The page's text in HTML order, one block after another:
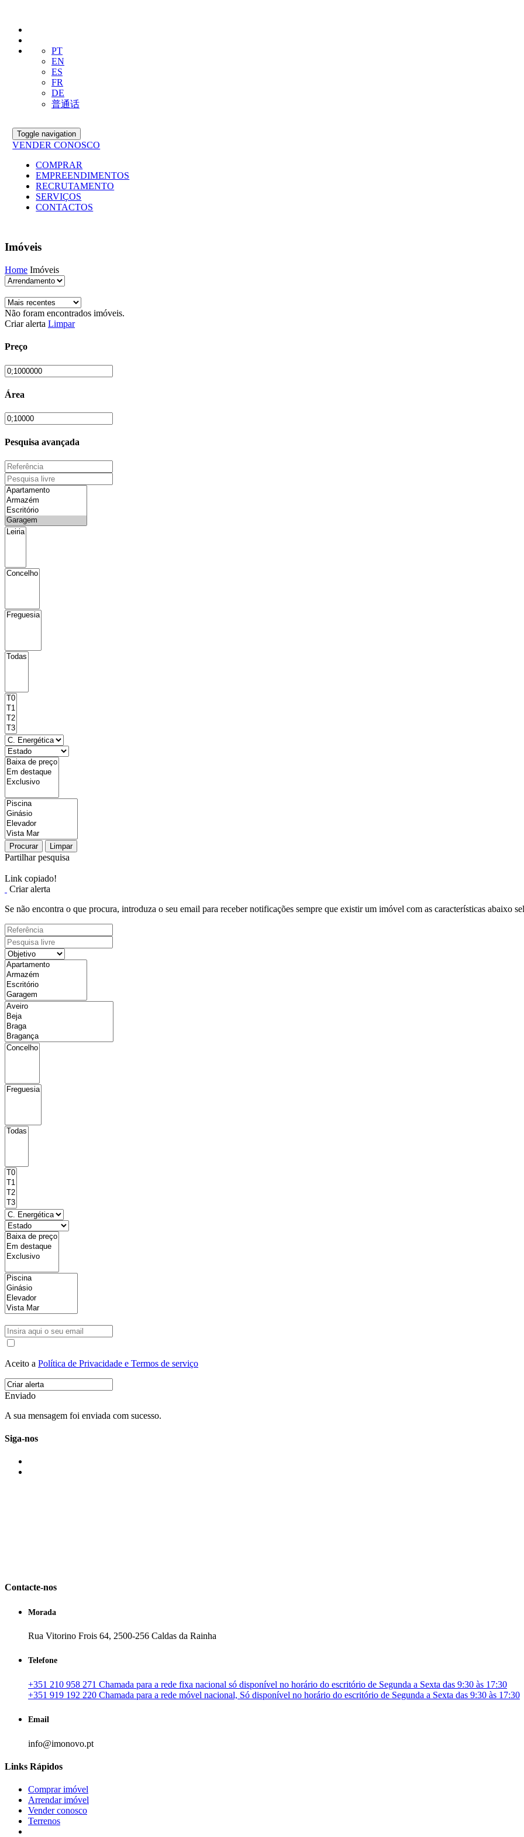
PT
EN
ES
FR
DE
普通话
Toggle navigation
VENDER CONOSCO
COMPRAR
EMPREENDIMENTOS
RECRUTAMENTO
SERVIÇOS
CONTACTOS
Imóveis
Home Imóveis
Não foram encontrados imóveis.
Criar alerta Limpar
Preço
Área
Pesquisa avançada
Procurar Limpar
Partilhar pesquisa
Link copiado!
Criar alerta
Se não encontra o que procura, introduza o seu email para receber notificações sempre que existir um imóvel com as características abaixo
Aceito a Política de Privacidade e Termos de serviço
Enviado
A sua mensagem foi enviada com sucesso.
Siga-nos
Contacte-nos
Morada
Rua Vitorino Frois 64, 2500-256 Caldas da Rainha
Telefone
+351 210 958 271 Chamada para a rede fixa nacional só disponível no horário do escritório de Segunda a Sexta das 9:30 às 17:30
+351 919 192 220 Chamada para a rede móvel nacional, Só disponível no horário do escritório de Segunda a Sexta das 9:30 às 17:30
Email
info@imonovo.pt
Links Rápidos
Comprar imóvel
Arrendar imóvel
Vender conosco
Terrenos